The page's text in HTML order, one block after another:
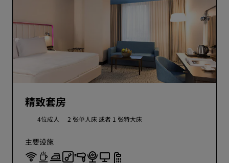
精致套房
4位成人 2 张单人床 或者 1 张特大床
主要设施